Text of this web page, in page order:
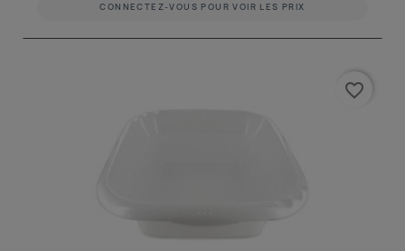
CONNECTEZ-VOUS POUR VOIR LES PRIX
favorite_border